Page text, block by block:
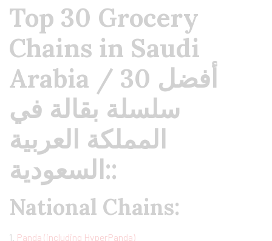
Top 30 Grocery
Chains in Saudi
Arabia / أفضل 30
سلسلة بقالة في
المملكة العربية
السعودية::
National Chains:
1. Panda (including HyperPanda)